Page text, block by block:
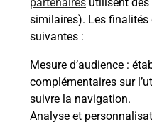
similaires). Les finalités
suivantes :
Mesure d’audience :
complémentaires sur
suivre la navigation.
Analyse et
Acheter un iPhone